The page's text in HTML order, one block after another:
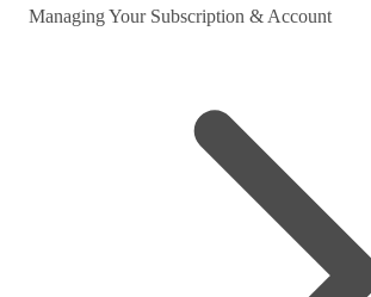
Managing Your Subscription & Account